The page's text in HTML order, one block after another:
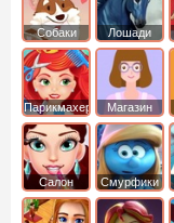
Собаки Лошади
Парикмахер Магазин
Салон Смурфики